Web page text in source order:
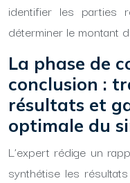
identifier les parties
déterminer le montant
La phase de
conclusion :
résultats et
optimale du
L’expert rédige un
synthétise les